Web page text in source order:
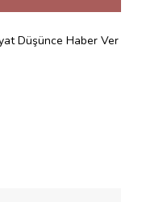
Düşünce Haber Ver